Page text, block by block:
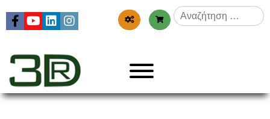
Αναζήτηση
για:
3dr